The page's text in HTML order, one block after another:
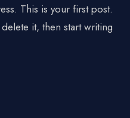
This is your first post.
it, then start writing!